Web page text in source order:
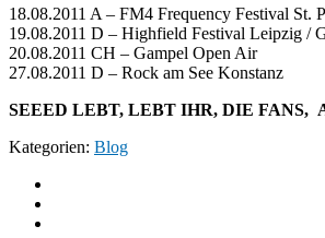
18.08.2011 A – FM4 Frequency Festival St.
19.08.2011 D – Highfield Festival Leipzig /
20.08.2011 CH – Gampel Open Air
27.08.2011 D – Rock am See Konstanz
SEEED LEBT, LEBT IHR, DIE FANS,
Kategorien: Blog